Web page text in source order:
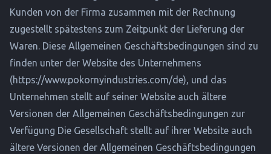
Kunden von der Firma zusammen mit der Rechnung
zugestellt spätestens zum Zeitpunkt der Lieferung der
Waren. Diese Allgemeinen Geschäftsbedingungen sind zu
finden unter der Website des Unternehmens
(https://www.pokornyindustries.com/de), und das
Unternehmen stellt auf seiner Website auch ältere
Versionen der Allgemeinen Geschäftsbedingungen zur
Verfügung Die Gesellschaft stellt auf ihrer Website auch
ältere Versionen der Allgemeinen Geschäftsbedingungen